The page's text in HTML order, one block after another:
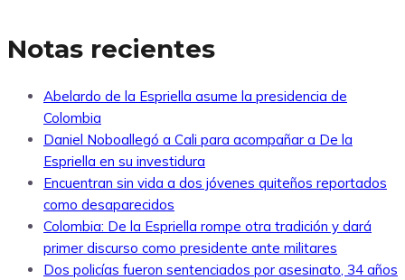
Notas recientes
Abelardo de la Espriella asume la presidencia de
Colombia
Daniel Noboallegó a Cali para acompañar a De la
Espriella en su investidura
Encuentran sin vida a dos jóvenes quiteños reportados
como desaparecidos
Colombia: De la Espriella rompe otra tradición y dará
primer discurso como presidente ante militares
Dos policías fueron sentenciados por asesinato, 34 años